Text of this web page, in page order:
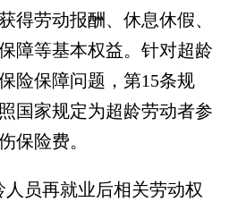
得劳动报酬、休息休假、
障等基本权益。针对超龄
险保障问题，第15条规
国家规定为超龄劳动者参
保险费。
员再就业后相关劳动权